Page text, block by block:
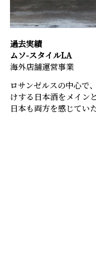
過去実績
ムソ-スタイルLA
海外店舗運営事業
ロサンゼルスの中心で
けする日本酒をメイン
日本も両方を感じてい